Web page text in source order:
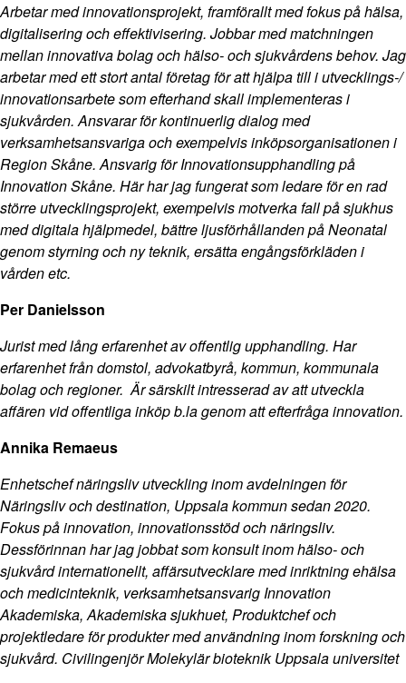
Arbetar med innovationsprojekt, framförallt med fokus på hälsa,
digitalisering och effektivisering. Jobbar med matchningen
mellan innovativa bolag och hälso- och sjukvårdens behov. Jag
arbetar med ett stort antal företag för att hjälpa till i utvecklings-/
innovationsarbete som efterhand skall implementeras i
sjukvården. Ansvarar för kontinuerlig dialog med
verksamhetsansvariga och exempelvis inköpsorganisationen i
Region Skåne. Ansvarig för Innovationsupphandling på
Innovation Skåne. Här har jag fungerat som ledare för en rad
större utvecklingsprojekt, exempelvis motverka fall på sjukhus
med digitala hjälpmedel, bättre ljusförhållanden på Neonatal
genom styrning och ny teknik, ersätta engångsförkläden i
vården etc.
Per Danielsson
Jurist med lång erfarenhet av offentlig upphandling. Har
erfarenhet från domstol, advokatbyrå, kommun, kommunala
bolag och regioner. Är särskilt intresserad av att utveckla
affären vid offentliga inköp b.la genom att efterfråga innovation.
Annika Remaeus
Enhetschef näringsliv utveckling inom avdelningen för
Näringsliv och destination, Uppsala kommun sedan 2020.
Fokus på innovation, innovationsstöd och näringsliv.
Dessförinnan har jag jobbat som konsult inom hälso- och
sjukvård internationellt, affärsutvecklare med inriktning ehälsa
och medicinteknik, verksamhetsansvarig Innovation
Akademiska, Akademiska sjukhuet, Produktchef och
projektledare för produkter med användning inom forskning och
sjukvård. Civilingenjör Molekylär bioteknik Uppsala universitet